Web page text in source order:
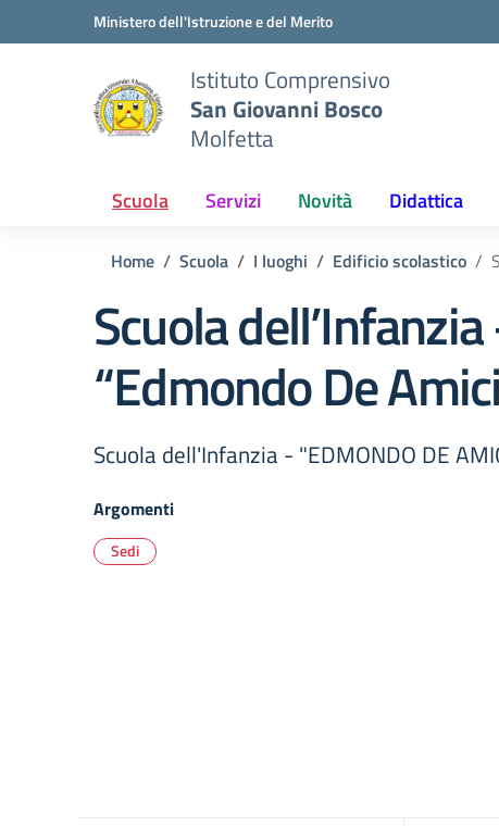
Vai ai contenuti
Vai al menu di navigazioneMinistero dell'Istruzione e del Merito
Istituto Comprensivo
San Giovanni Bosco
Molfetta
Scuola Servizi Novità Didattica
Home Scuola I luoghi Edificio scolastico
Scuola
“Edmondo De
Scuola dell'Infanzia - "EDMONDO DE
Argomenti
Sedi